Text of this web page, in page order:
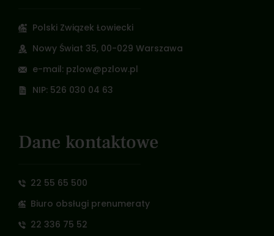
Polski Związek Łowiecki
Nowy Świat 35, 00-029 Warszawa
e-mail: pzlow@pzlow.pl
NIP: 526 030 04 63
Dane kontaktowe
22 55 65 500
Biuro obsługi prenumeraty
22 336 75 52